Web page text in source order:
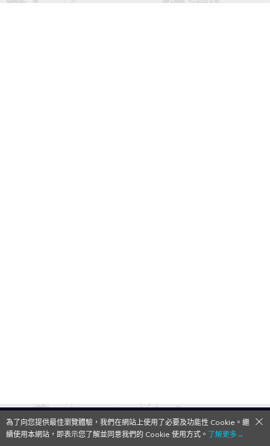
QooApp Limited © 2026
為了向您提供最佳瀏覽體驗，我們在網站上使用了必要及功能性 Cookie。繼
續使用本網站，即表示您了解並同意我們的 Cookie 使用方式。 了解更多→